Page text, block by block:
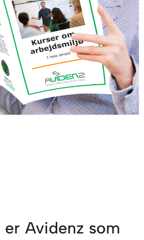
er Avidenz som